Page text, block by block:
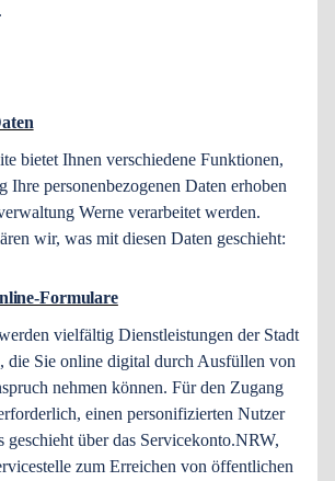
bietet Ihnen verschiedene Funktionen,
Ihre personenbezogenen Daten erhoben
Werne verarbeitet werden.
wir, was mit diesen Daten geschieht:
Formulare
vielfältig Dienstleistungen der Stadt
die Sie online digital durch Ausfüllen von
nehmen können. Für den Zugang
einen personifizierten Nutzer
geschieht über das Servicekonto.NRW,
zum Erreichen von öffentlichen